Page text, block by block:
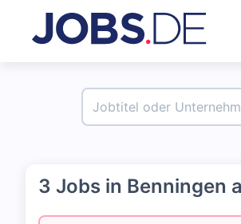
3 Jobs in Benningen